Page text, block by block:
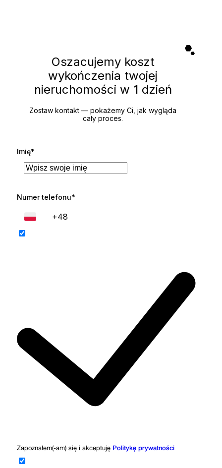
Oszacujemy koszt
wykończenia twojej
nieruchomości w 1 dzień
Zostaw kontakt — pokażemy Ci, jak wygląda
cały proces.
Imię*
Numer telefonu*
Zapoznałem(-am) się i akceptuję Politykę prywatności